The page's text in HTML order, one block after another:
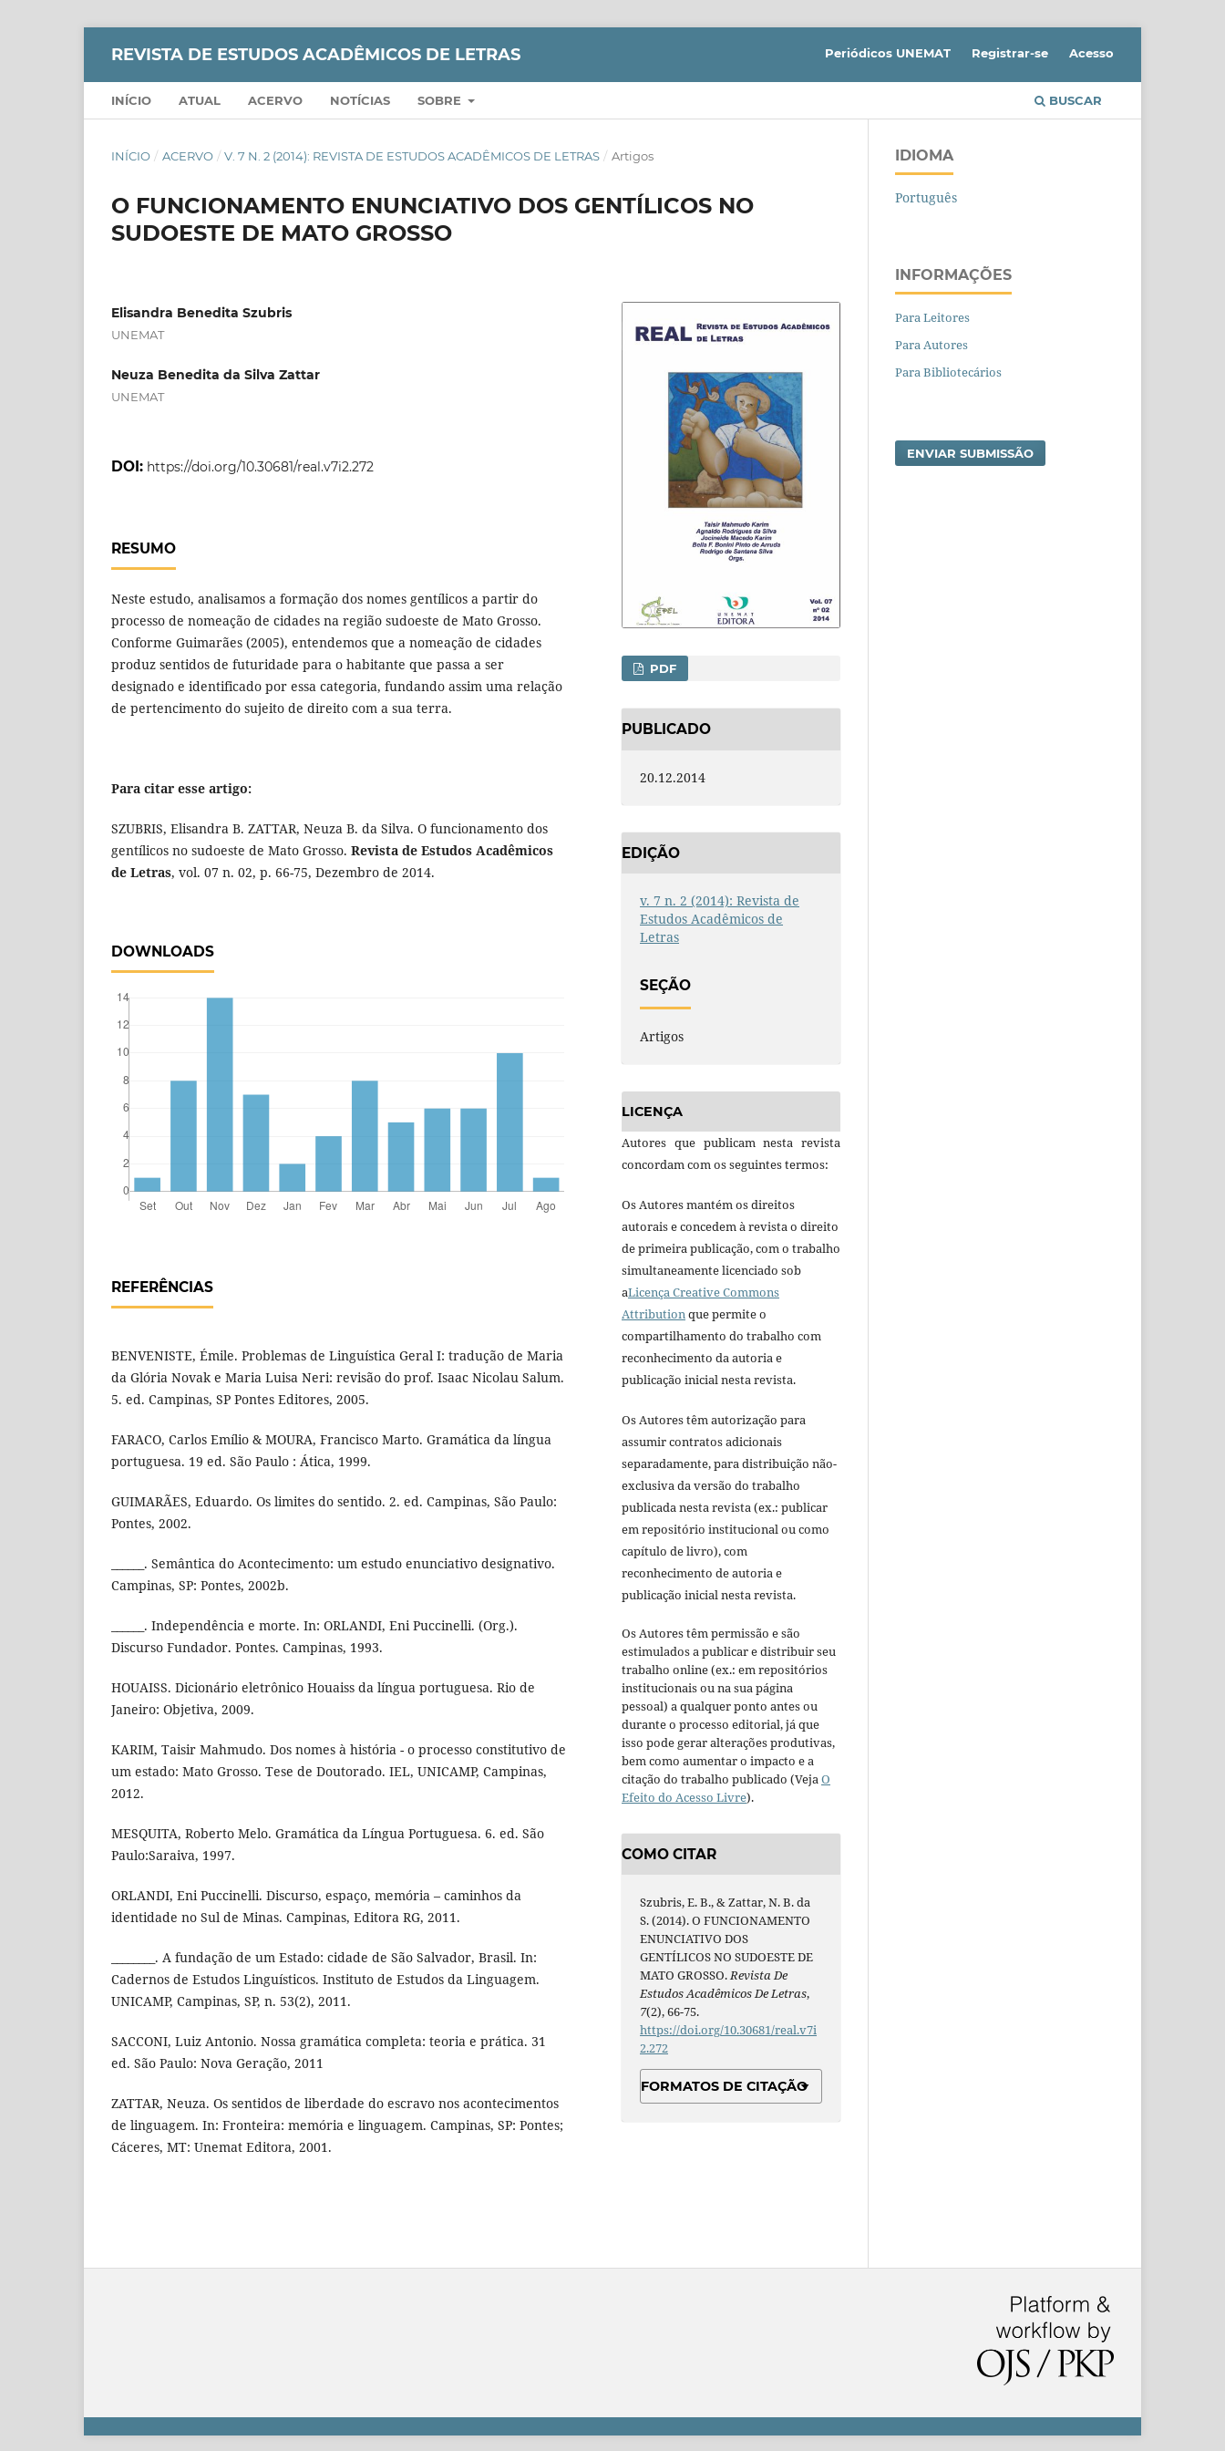
REVISTA DE ESTUDOS ACADÊMICOS DE LETRAS
INÍCIO ATUAL ACERVO NOTÍCIAS SOBRE BUSCAR
Periódicos UNEMAT Registrar-se Acesso
INÍCIO / ACERVO / V. 7 N. 2 (2014): REVISTA DE ESTUDOS ACADÊMICOS DE LETRAS / Artigos
O FUNCIONAMENTO ENUNCIATIVO DOS GENTÍLICOS NO
SUDOESTE DE MATO GROSSO
Elisandra Benedita Szubris
UNEMAT
Neuza Benedita da Silva Zattar
UNEMAT
DOI: https://doi.org/10.30681/real.v7i2.272
RESUMO
Neste estudo, analisamos a formação dos nomes gentílicos a partir do
processo de nomeação de cidades na região sudoeste de Mato Grosso.
Conforme Guimarães (2005), entendemos que a nomeação de cidades
produz sentidos de futuridade para o habitante que passa a ser
designado e identificado por essa categoria, fundando assim uma relação
de pertencimento do sujeito de direito com a sua terra.
Para citar esse artigo:
SZUBRIS, Elisandra B. ZATTAR, Neuza B. da Silva. O funcionamento dos
gentílicos no sudoeste de Mato Grosso. Revista de Estudos Acadêmicos
de Letras, vol. 07 n. 02, p. 66-75, Dezembro de 2014.
DOWNLOADS
REFERÊNCIAS
BENVENISTE, Émile. Problemas de Linguística Geral I: tradução de Maria
da Glória Novak e Maria Luisa Neri: revisão do prof. Isaac Nicolau Salum.
5. ed. Campinas, SP Pontes Editores, 2005.
FARACO, Carlos Emílio & MOURA, Francisco Marto. Gramática da língua
portuguesa. 19 ed. São Paulo : Ática, 1999.
GUIMARÃES, Eduardo. Os limites do sentido. 2. ed. Campinas, São Paulo:
Pontes, 2002.
______. Semântica do Acontecimento: um estudo enunciativo designativo.
Campinas, SP: Pontes, 2002b.
______. Independência e morte. In: ORLANDI, Eni Puccinelli. (Org.).
Discurso Fundador. Pontes. Campinas, 1993.
HOUAISS. Dicionário eletrônico Houaiss da língua portuguesa. Rio de
Janeiro: Objetiva, 2009.
KARIM, Taisir Mahmudo. Dos nomes à história - o processo constitutivo de
um estado: Mato Grosso. Tese de Doutorado. IEL, UNICAMP, Campinas,
2012.
MESQUITA, Roberto Melo. Gramática da Língua Portuguesa. 6. ed. São
Paulo:Saraiva, 1997.
ORLANDI, Eni Puccinelli. Discurso, espaço, memória – caminhos da
identidade no Sul de Minas. Campinas, Editora RG, 2011.
________. A fundação de um Estado: cidade de São Salvador, Brasil. In:
Cadernos de Estudos Linguísticos. Instituto de Estudos da Linguagem.
UNICAMP, Campinas, SP, n. 53(2), 2011.
SACCONI, Luiz Antonio. Nossa gramática completa: teoria e prática. 31
ed. São Paulo: Nova Geração, 2011
ZATTAR, Neuza. Os sentidos de liberdade do escravo nos acontecimentos
de linguagem. In: Fronteira: memória e linguagem. Campinas, SP: Pontes;
Cáceres, MT: Unemat Editora, 2001.
PDF
PUBLICADO
20.12.2014
EDIÇÃO
v. 7 n. 2 (2014): Revista de
Estudos Acadêmicos de
Letras
SEÇÃO
Artigos
LICENÇA
Autores que publicam nesta revista
concordam com os seguintes termos:
Os Autores mantém os direitos
autorais e concedem à revista o direito
de primeira publicação, com o trabalho
simultaneamente licenciado sob
aLicença Creative Commons
Attributionque permite o
compartilhamento do trabalho com
reconhecimento da autoria e
publicação inicial nesta revista.
Os Autores têm autorização para
assumir contratos adicionais
separadamente, para distribuição não-
exclusiva da versão do trabalho
publicada nesta revista (ex.: publicar
em repositório institucional ou como
capítulo de livro), com
reconhecimento de autoria e
publicação inicial nesta revista.
Os Autores têm permissão e são
estimulados a publicar e distribuir seu
trabalho online (ex.: em repositórios
institucionais ou na sua página
pessoal) a qualquer ponto antes ou
durante o processo editorial, já que
isso pode gerar alterações produtivas,
bem como aumentar o impacto e a
citação do trabalho publicado (VejaO
Efeito do Acesso Livre).
COMO CITAR
Szubris, E. B., & Zattar, N. B. da
S. (2014). O FUNCIONAMENTO
ENUNCIATIVO DOS
GENTÍLICOS NO SUDOESTE DE
MATO GROSSO.Revista De
Estudos Acadêmicos De Letras,
7(2), 66-75.
https://doi.org/10.30681/real.v7i
2.272
FORMATOS DE CITAÇÃO
IDIOMA
Português
INFORMAÇÕES
Para Leitores
Para Autores
Para Bibliotecários
ENVIAR SUBMISSÃO